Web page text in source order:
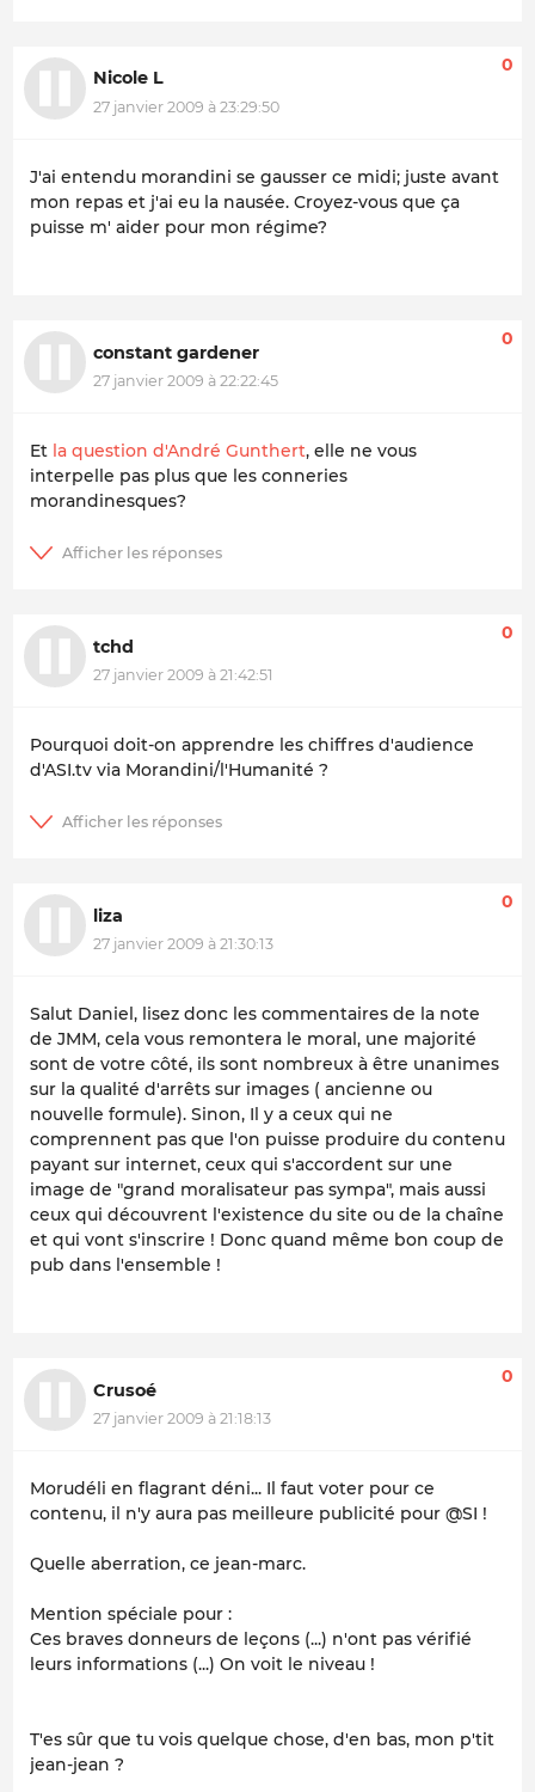
Nicole L
27 janvier 2009 à 23:29:50
0
J'ai entendu morandini se gausser ce midi; juste avant
mon repas et j'ai eu la nausée. Croyez-vous que ça
puisse m' aider pour mon régime?
constant gardener
27 janvier 2009 à 22:22:45
0
Et la question d'André Gunthert, elle ne vous
interpelle pas plus que les conneries
morandinesques?
tchd
27 janvier 2009 à 21:42:51
0
Pourquoi doit-on apprendre les chiffres d'audience
d'ASI.tv via Morandini/l'Humanité ?
liza
27 janvier 2009 à 21:30:13
0
Salut Daniel, lisez donc les commentaires de la note
de JMM, cela vous remontera le moral, une majorité
sont de votre côté, ils sont nombreux à être unanimes
sur la qualité d'arrêts sur images ( ancienne ou
nouvelle formule). Sinon, Il y a ceux qui ne
comprennent pas que l'on puisse produire du contenu
payant sur internet, ceux qui s'accordent sur une
image de "grand moralisateur pas sympa", mais aussi
ceux qui découvrent l'existence du site ou de la chaîne
et qui vont s'inscrire ! Donc quand même bon coup de
pub dans l'ensemble !
Crusoé
27 janvier 2009 à 21:18:13
0
Morudéli en flagrant déni... Il faut voter pour ce
contenu, il n'y aura pas meilleure publicité pour @SI !
Quelle aberration, ce jean-marc.
Mention spéciale pour :
Ces braves donneurs de leçons (...) n'ont pas vérifié
leurs informations (...) On voit le niveau !
T'es sûr que tu vois quelque chose, d'en bas, mon p'tit
jean-jean ?